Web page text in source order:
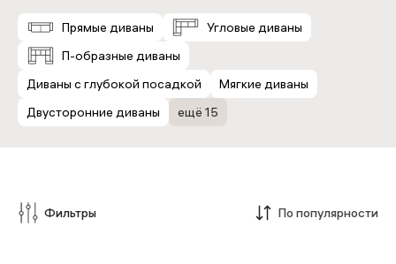
Прямые диваны
Угловые диваны
П-образные диваны
Диваны с глубокой посадкой
Мягкие диваны
Двусторонние диваны
ещё 15
Фильтры По популярности